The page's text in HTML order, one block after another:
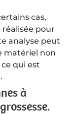
cas,
pour
analyse peut
matériel non
qui est
à